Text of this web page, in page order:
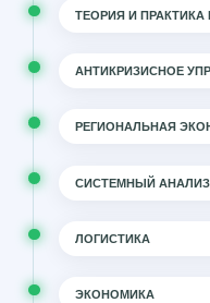
ТЕОРИЯ И ПРАКТИКА
АНТИКРИЗИСНОЕ
РЕГИОНАЛЬНАЯ
СИСТЕМНЫЙ АНАЛИЗ
ЛОГИСТИКА
ЭКОНОМИКА